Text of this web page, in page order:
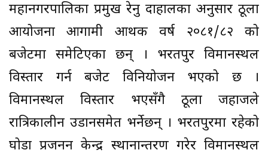
महानगरपालिका प्रमुख रेनु दाहालका अनुसार ठूला
आयोजना आगामी आर्थिक वर्ष २०८१/८२ को
बजेटमा समेटिएका छन् । भरतपुर विमानस्थल
विस्तार गर्न बजेट विनियोजन भएको छ ।
विमानस्थल विस्तार भएसँगै ठूला जहाजले
रात्रिकालीन उडानसमेत भर्नेछन् । भरतपुरमा रहेको
घोडा प्रजनन केन्द्र स्थानान्तरण गरेर विमानस्थल